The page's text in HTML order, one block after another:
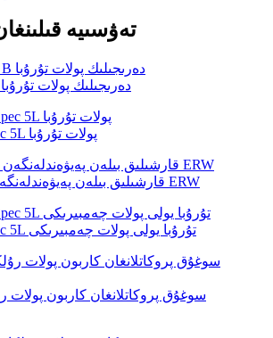
تەۋسىيە
A106 B دەرىجىلىك پولات تۇرۇبا
API Spec 5L پولات تۇرۇبا
قارشىلىق بىلەن پەيۋەندلەنگەن تۇرۇبا ERW
API Spec 5L تۇرۇبا يولى پولات چەمبىرىكى
سوغۇق پروكاتلانغان كاربون پولات